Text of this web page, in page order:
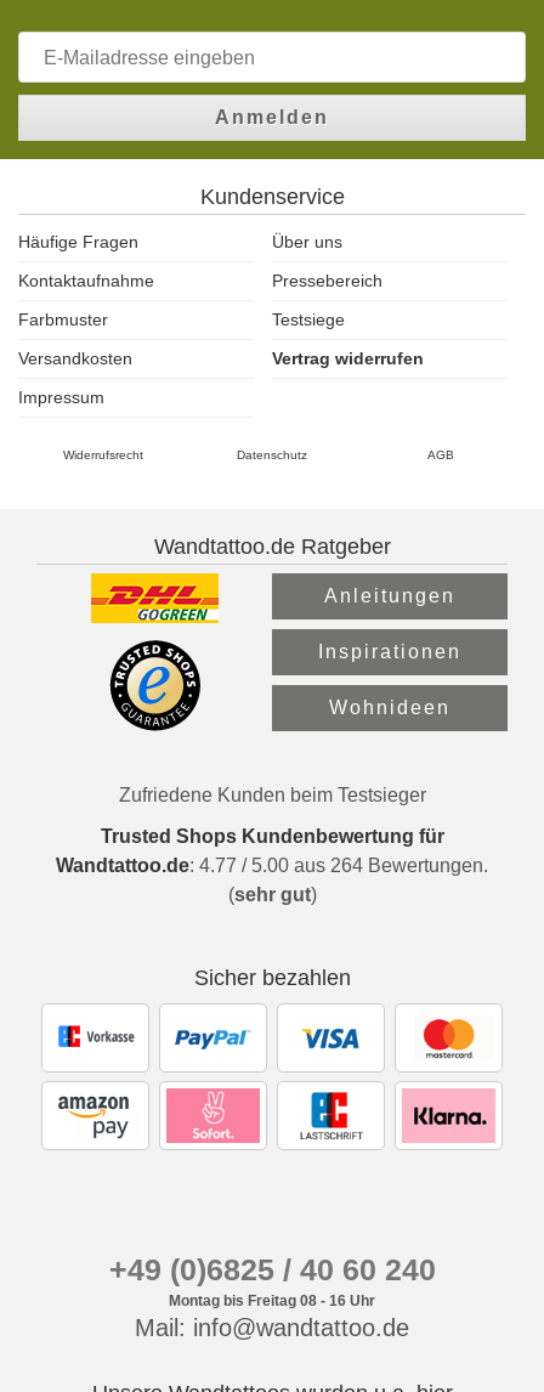
Anmelden
Kundenservice
Häufige Fragen
Über uns
Kontaktaufnahme
Pressebereich
Farbmuster
Testsiege
Versandkosten
Vertrag widerrufen
Impressum
Widerrufsrecht Datenschutz AGB
Wandtattoo.de Ratgeber
Anleitungen
Inspirationen
Wohnideen
Zufriedene Kunden beim Testsieger
Trusted Shops Kundenbewertung für
Wandtattoo.de: 4.77 / 5.00 aus 264 Bewertungen.
(sehr gut)
Sicher bezahlen
+49 (0)6825 / 40 60 240
Montag bis Freitag 08 - 16 Uhr
Mail: info@wandtattoo.de